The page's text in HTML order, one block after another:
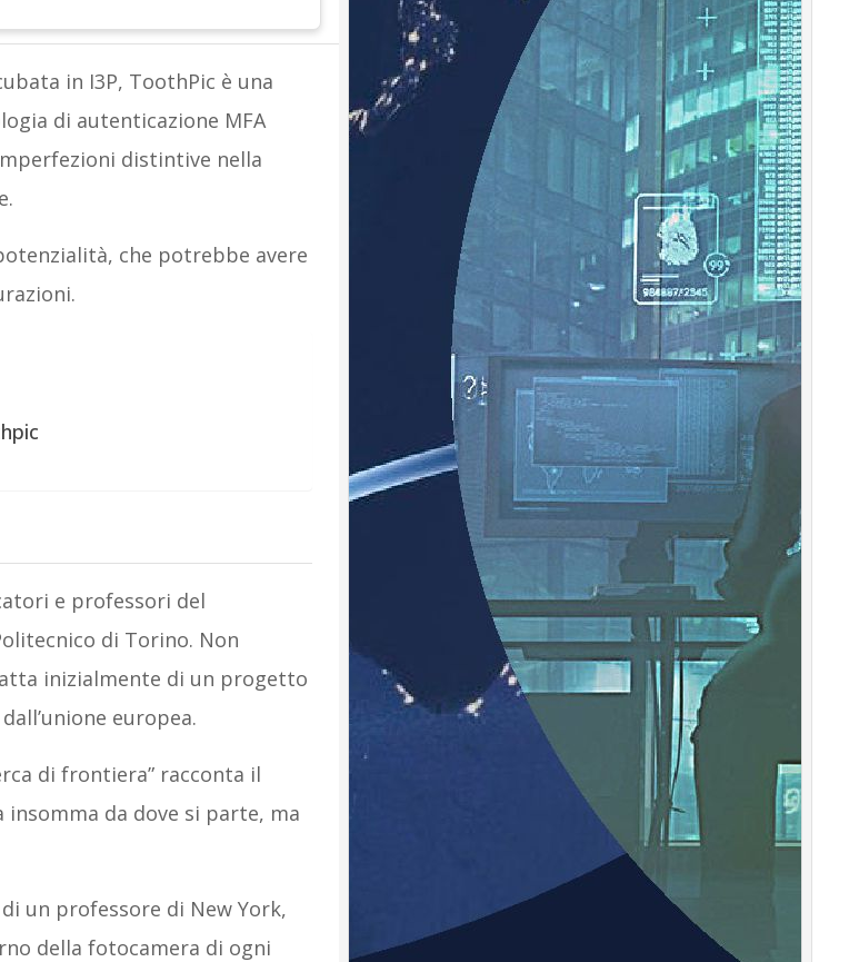
in I3P, ToothPic è una
di autenticazione MFA
distintive nella
che potrebbe avere
e professori del
di Torino. Non
inizialmente di un progetto
europea.
di frontiera” racconta il
insomma da dove si parte, ma
un professore di New York,
della fotocamera di ogni